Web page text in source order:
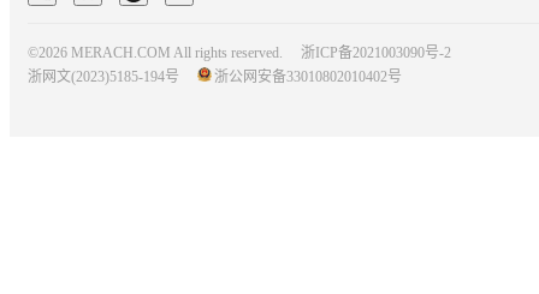
©2026 MERACH.COM All rights reserved.
浙ICP备2021003090号-2
浙网文(2023)5185-194号
浙公网安备33010802010402号